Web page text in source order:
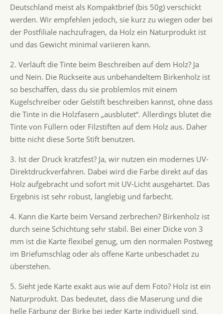
Deutschland meist als Kompaktbrief (bis 50g) verschickt
werden. Wir empfehlen jedoch, sie kurz zu wiegen oder bei
der Postfiliale nachzufragen, da Holz ein Naturprodukt ist
und das Gewicht minimal variieren kann.
2. Verläuft die Tinte beim Beschreiben auf dem Holz? Ja
und Nein. Die Rückseite aus unbehandeltem Birkenholz ist
so beschaffen, dass du sie problemlos mit einem
Kugelschreiber oder Gelstift beschreiben kannst, ohne dass
die Tinte in die Holzfasern „ausblutet“. Allerdings blutet die
Tinte von Füllern oder Filzstiften auf dem Holz aus. Daher
bitte nicht diese Sorte Stift benutzen.
3. Ist der Druck kratzfest? Ja, wir nutzen ein modernes UV-
Direktdruckverfahren. Dabei wird die Farbe direkt auf das
Holz aufgebracht und sofort mit UV-Licht ausgehärtet. Das
Ergebnis ist sehr robust, langlebig und farbecht.
4. Kann die Karte beim Versand zerbrechen? Birkenholz ist
durch seine Schichtung sehr stabil. Bei einer Dicke von 3
mm ist die Karte flexibel genug, um den normalen Postweg
im Briefumschlag oder als offene Karte unbeschadet zu
überstehen.
5. Sieht jede Karte exakt aus wie auf dem Foto? Holz ist ein
Naturprodukt. Das bedeutet, dass die Maserung und die
helle Färbung der Birke bei jeder Karte individuell sind.